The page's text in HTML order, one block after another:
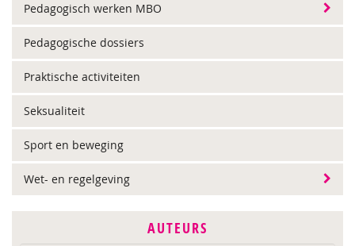
Pedagogisch werken MBO
Pedagogische dossiers
Praktische activiteiten
Seksualiteit
Sport en beweging
Wet- en regelgeving
AUTEURS